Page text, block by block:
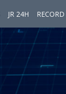
JR 24H RECORD